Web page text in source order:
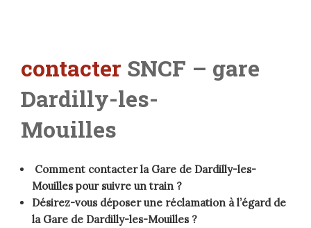
contacter SNCF – gare
Dardilly-les-
Mouilles
Comment contacter la Gare de Dardilly-les-
Mouilles pour suivre un train ?
Désirez-vous déposer une réclamation à l’égard de
la Gare de Dardilly-les-Mouilles ?